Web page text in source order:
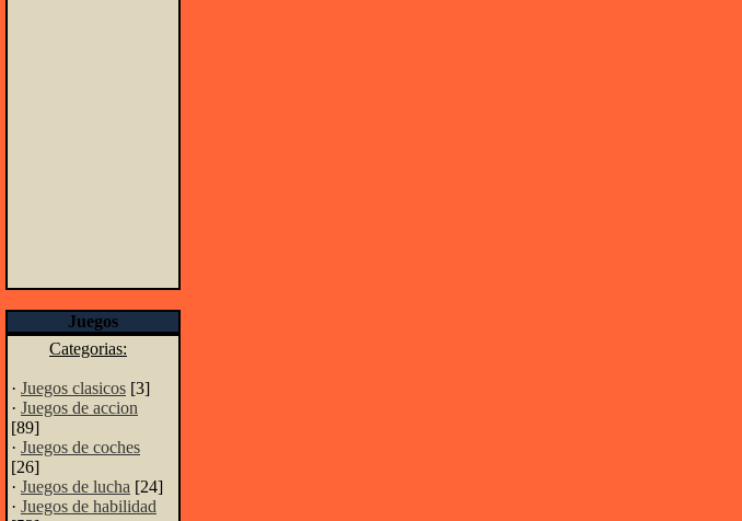
Juegos
Categorias:
· Juegos clasicos [3]
· Juegos de accion
[89]
· Juegos de coches
[26]
· Juegos de lucha [24]
· Juegos de habilidad